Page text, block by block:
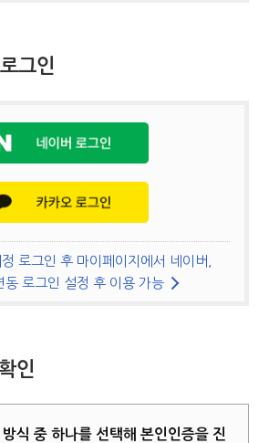
그인
로그인 후 마이페이지에서 네이버,
동 로그인 설정 후 이용 가능
인
식 중 하나를 선택해 본인인증을 진